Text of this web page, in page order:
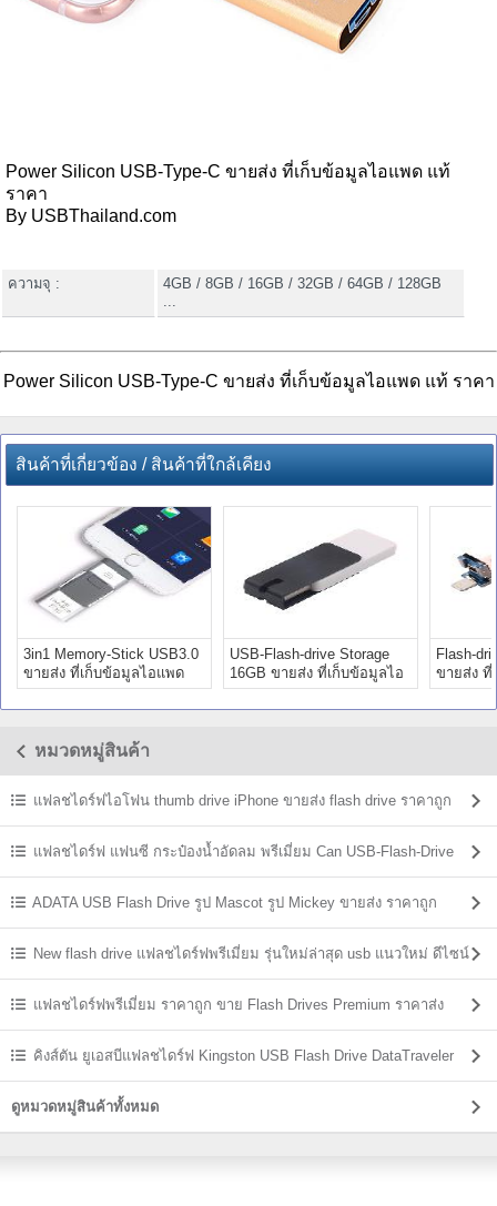
Power Silicon USB-Type-C ขายส่ง ที่เก็บข้อมูลไอแพด แท้
ราคา
By USBThailand.com
ความจุ :
4GB / 8GB / 16GB / 32GB / 64GB / 128GB
...
Power Silicon USB-Type-C ขายส่ง ที่เก็บข้อมูลไอแพด แท้ ราคา
สินค้าที่เกี่ยวข้อง / สินค้าที่ใกล้เคียง
3in1 Memory-Stick USB3.0
ขายส่ง ที่เก็บข้อมูลไอแพด
แท้ ราคา
USB-Flash-drive Storage
16GB ขายส่ง ที่เก็บข้อมูลไอ
แพด แท้
Flash-
ขายส่ง ที่
แท้ ราคา
หมวดหมู่สินค้า
แฟลชไดร์ฟไอโฟน thumb drive iPhone ขายส่ง flash drive ราคาถูก
แฟลชไดร์ฟ แฟนซี กระป๋องน้ำอัดลม พรีเมี่ยม Can USB-Flash-Drive
ADATA USB Flash Drive รูป Mascot รูป Mickey ขายส่ง ราคาถูก
New flash drive แฟลชไดร์ฟพรีเมี่ยม รุ่นใหม่ล่าสุด usb แนวใหม่ ดีไซน์
แปลกๆแฟลชไดร์ฟพรีเมี่ยม ราคาถูก ขาย Flash Drives Premium ราคาส่ง
คิงส์ตัน ยูเอสบีแฟลชไดร์ฟ Kingston USB Flash Drive DataTraveler
ราคาส่ง
ดูหมวดหมู่สินค้าทั้งหมด